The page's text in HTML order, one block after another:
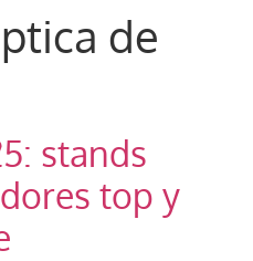
de
stands
top y